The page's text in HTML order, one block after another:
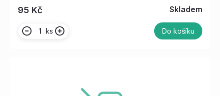
95 Kč
Skladem
ks Do košíku